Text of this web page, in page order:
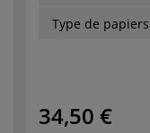
Type de papiers
34,50 €